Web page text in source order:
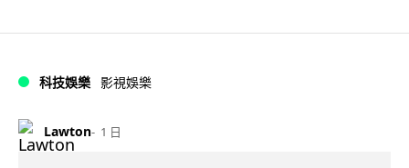
科技娛樂 影視娛樂
Lawton 1 日